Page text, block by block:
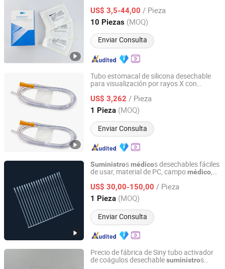
US$ 3,5-44,00 / Pieza
10 Piezas (MOQ)
Enviar Consulta
Zhejiang, China Desde 2016
Tubo estomacal de silicona desechable
para visualización por rayos X con
US$ 3,262 / Pieza
1 Pieza (MOQ)
Enviar Consulta
Guangzhou Medisys Technology Co., Ltd.
Guangdong, China Desde 2025
Suministrosmédicos desechables fáciles
de usar, material de PC, campomédico,
US$ 30,00-150,00 / Pieza
1 Pieza (MOQ)
Enviar Consulta
Hangzhou Jinfa Technology Co., Ltd.
Zhejiang, China Desde 2025
Precio de fábrica de Siny tubo activador
de coágulos desechablesuministros
Ningbo Siny Medical Technology Co., Ltd.